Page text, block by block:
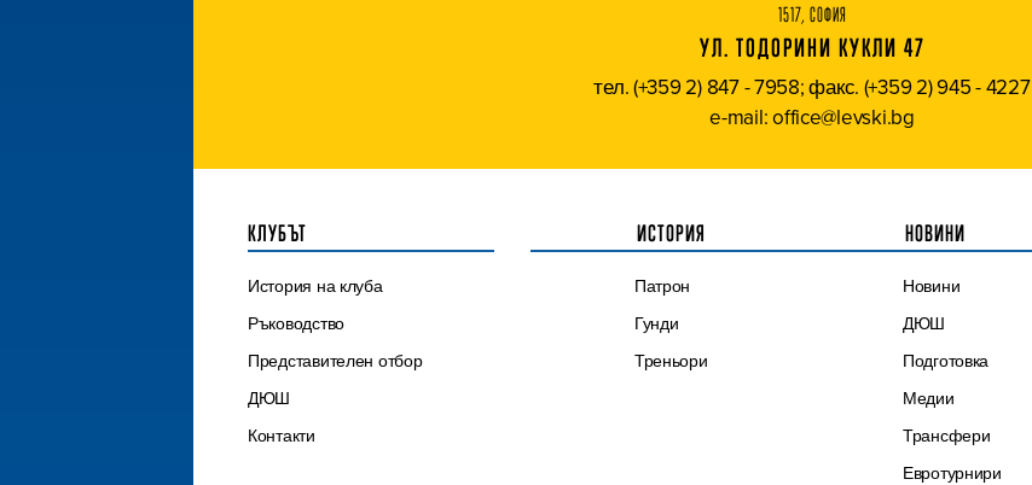
1517, СОФИЯ
УЛ. ТОДОРИНИ КУКЛИ 47
тел. (+359 2) 847 - 7958; факс. (+359 2) 945 - 4227
e-mail: office@levski.bg
КЛУБЪТ
История на клуба
Ръководство
Представителен отбор
ДЮШ
Контакти
ИСТОРИЯ
Патрон
Гунди
Треньори
НОВИНИ
Новини
ДЮШ
Подготовка
Медии
Трансфери
Евротурнири